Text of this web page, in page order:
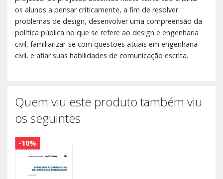
os alunos a pensar criticamente, a fim de resolver
problemas de design, desenvolver uma compreensão da
política pública no que se refere ao design e engenharia
civil, familiarizar-se com questões atuais em engenharia
civil, e afiar suas habilidades de comunicação escrita.
Quem viu este produto também viu
os seguintes
-10%